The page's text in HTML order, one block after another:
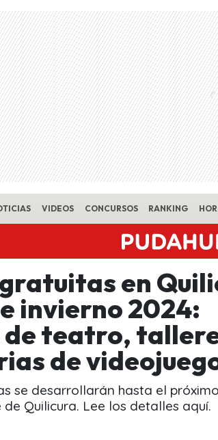
VIDEOS CONCURSOS RANKING
en
invierno 2024:
de teatro,
de
se desarrollarán hasta el
Quilicura. Lee los detalles aquí.